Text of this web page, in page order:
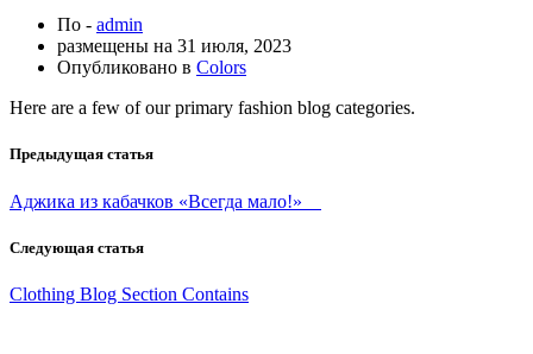
По - admin
размещены на 31 июля, 2023
Опубликовано в Colors
Here are a few of our primary fashion blog categories.
Предыдущая статья
Аджика из кабачков «Всегда мало!» ⠀
Следующая статья
Clothing Blog Section Contains